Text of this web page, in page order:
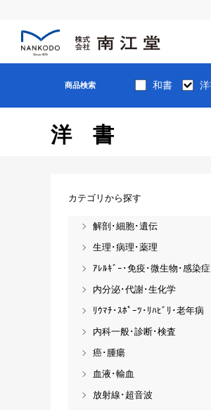
商品検索 和書
洋書
カテゴリから探す
解剖･細胞･遺伝
生理･病理･薬理
ｱﾚﾙｷﾞｰ･免疫･微生物･感染症
内分泌･代謝･生化学
ﾘｳﾏﾁ･ｽﾎﾟｰﾂ･ﾘﾊﾋﾞﾘ･老年病
内科一般･診断･検査
癌･腫瘍
血液･輸血
放射線･超音波